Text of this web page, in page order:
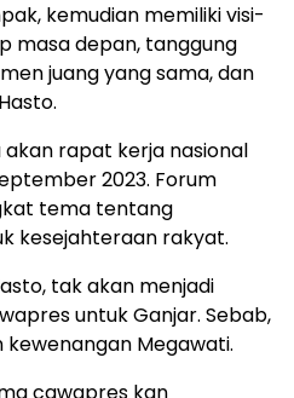
kemudian memiliki visi-
masa depan, tanggung
juang yang sama, dan
akan rapat kerja nasional
2023. Forum
tema tentang
kesejahteraan rakyat.
tak akan menjadi
untuk Ganjar. Sebab,
Megawati.